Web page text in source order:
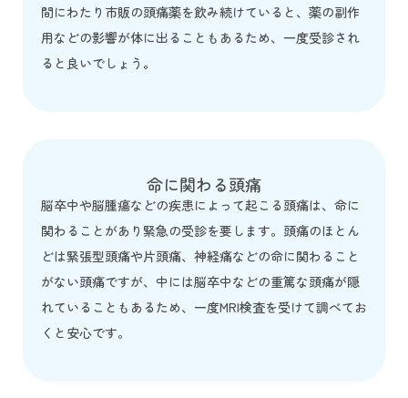
間にわたり市販の頭痛薬を飲み続けていると、薬の副作
用などの影響が体に出ることもあるため、一度受診され
ると良いでしょう。
命に関わる頭痛
脳卒中や脳腫瘍などの疾患によって起こる頭痛は、命に
関わることがあり緊急の受診を要します。頭痛のほとん
どは緊張型頭痛や片頭痛、神経痛などの命に関わること
がない頭痛ですが、中には脳卒中などの重篤な頭痛が隠
れていることもあるため、一度MRI検査を受けて調べてお
くと安心です。